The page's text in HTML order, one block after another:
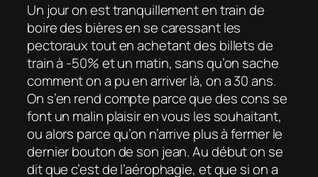
Un jour on est tranquillement en train de
boire des bières en se caressant les
pectoraux tout en achetant des billets de
train à -50% et un matin, sans qu’on sache
comment on a pu en arriver là, on a 30 ans.
On s’en rend compte parce que des cons se
font un malin plaisir en vous les souhaitant,
ou alors parce qu’on n’arrive plus à fermer le
dernier bouton de son jean. Au début on se
dit que c’est de l’aérophagie, et que si on a